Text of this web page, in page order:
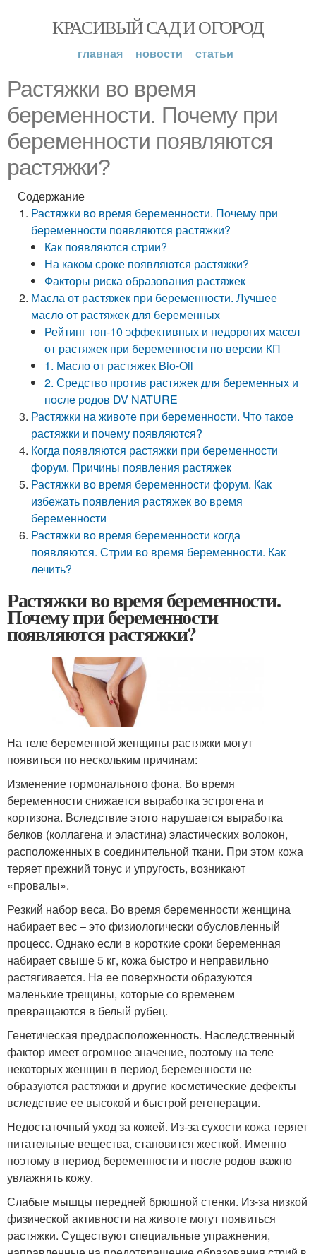
КРАСИВЫЙ САД И ОГОРОД
главная новости статьи
Растяжки во время
беременности. Почему при
беременности появляются
растяжки?
Содержание
Растяжки во время беременности. Почему при
беременности появляются растяжки?
Как появляются стрии?
На каком сроке появляются растяжки?
Факторы риска образования растяжек
Масла от растяжек при беременности. Лучшее
масло от растяжек для беременных
Рейтинг топ-10 эффективных и недорогих масел
от растяжек при беременности по версии КП
1. Масло от растяжек Bio-Oil
2. Средство против растяжек для беременных и
после родов DV NATURE
Растяжки на животе при беременности. Что такое
растяжки и почему появляются?
Когда появляются растяжки при беременности
форум. Причины появления растяжек
Растяжки во время беременности форум. Как
избежать появления растяжек во время
беременности
Растяжки во время беременности когда
появляются. Стрии во время беременности. Как
лечить?
Растяжки во время беременности.
Почему при беременности
появляются растяжки?
На теле беременной женщины растяжки могут
появиться по нескольким причинам:
Изменение гормонального фона. Во время
беременности снижается выработка эстрогена и
кортизона. Вследствие этого нарушается выработка
белков (коллагена и эластина) эластических волокон,
расположенных в соединительной ткани. При этом кожа
теряет прежний тонус и упругость, возникают
«провалы».
Резкий набор веса. Во время беременности женщина
набирает вес – это физиологически обусловленный
процесс. Однако если в короткие сроки беременная
набирает свыше 5 кг, кожа быстро и неправильно
растягивается. На ее поверхности образуются
маленькие трещины, которые со временем
превращаются в белый рубец.
Генетическая предрасположенность. Наследственный
фактор имеет огромное значение, поэтому на теле
некоторых женщин в период беременности не
образуются растяжки и другие косметические дефекты
вследствие ее высокой и быстрой регенерации.
Недостаточный уход за кожей. Из-за сухости кожа теряет
питательные вещества, становится жесткой. Именно
поэтому в период беременности и после родов важно
увлажнять кожу.
Слабые мышцы передней брюшной стенки. Из-за низкой
физической активности на животе могут появиться
растяжки. Существуют специальные упражнения,